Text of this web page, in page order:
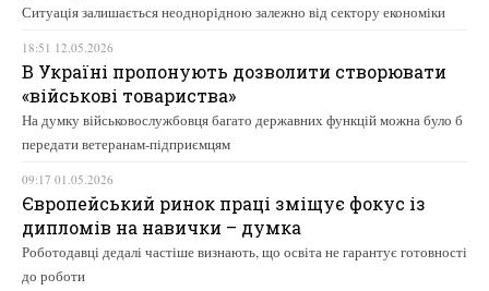
Ситуація залишається неоднорідною залежно від сектору економіки
18:51 12.05.2026
В Україні пропонують дозволити створювати
«військові товариства»
На думку військовослужбовця багато державних функцій можна було б
передати ветеранам-підприємцям
09:17 01.05.2026
Європейський ринок праці зміщує фокус із
дипломів на навички – думка
Роботодавці дедалі частіше визнають, що освіта не гарантує готовності
до роботи